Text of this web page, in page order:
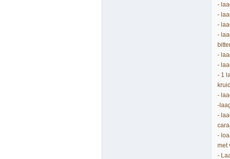
-
-
-
-
-
-
- 1
-
-
-
-
met
-